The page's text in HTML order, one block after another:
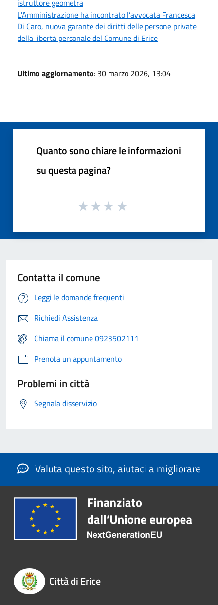
istruttore geometra
L'Amministrazione ha incontrato l’avvocata Francesca
Di Caro, nuova garante dei diritti delle persone private
della libertà personale del Comune di Erice
Ultimo aggiornamento: 30 marzo 2026, 13:04
Quanto sono chiare le informazioni
su questa pagina?
Contatta il comune
Leggi le domande frequenti
Richiedi Assistenza
Chiama il comune 0923502111
Prenota un appuntamento
Problemi in città
Segnala disservizio
Valuta questo sito, aiutaci a migliorare
Città di Erice